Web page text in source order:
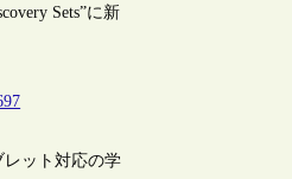
Sets”に新
ット対応の学